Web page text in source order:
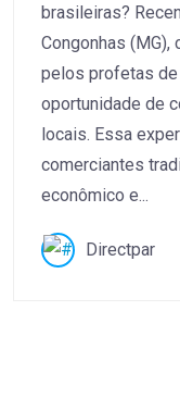
brasileiras?
Congonhas (MG),
pelos profetas
oportunidade de
locais. Essa
comerciantes
econômico e...
Directpar